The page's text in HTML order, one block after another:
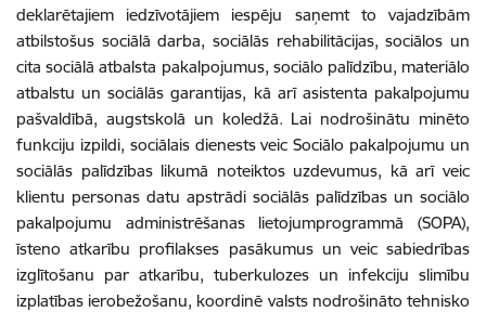
deklarētajiem iedzīvotājiem iespēju saņemt to vajadzībām
atbilstošus sociālā darba, sociālās rehabilitācijas, sociālos un
cita sociālā atbalsta pakalpojumus, sociālo palīdzību, materiālo
atbalstu un sociālās garantijas, kā arī asistenta pakalpojumu
pašvaldībā, augstskolā un koledžā. Lai nodrošinātu minēto
funkciju izpildi, sociālais dienests veic Sociālo pakalpojumu un
sociālās palīdzības likumā noteiktos uzdevumus, kā arī veic
klientu personas datu apstrādi sociālās palīdzības un sociālo
pakalpojumu administrēšanas lietojumprogrammā (SOPA),
īsteno atkarību profilakses pasākumus un veic sabiedrības
izglītošanu par atkarību, tuberkulozes un infekciju slimību
izplatības ierobežošanu, koordinē valsts nodrošināto tehnisko